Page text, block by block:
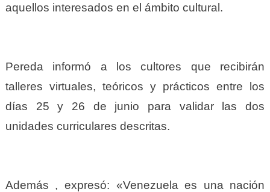
aquellos interesados en el ámbito cultural.
Pereda informó a los cultores que recibirán
talleres virtuales, teóricos y prácticos entre los
días 25 y 26 de junio para validar las dos
unidades curriculares descritas.
Además , expresó: «Venezuela es una nación